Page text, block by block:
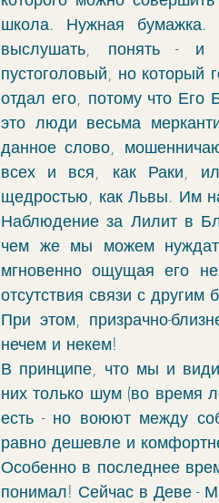
школа. Нужная
выслушать, понять - и
пустоголовый, но который
отдал его, потому что
это люди весьма
данное слово,
всех и вся, как Раки,
щедростью, как Львы. Им
Наблюдение за Лилит в
чем же мы можем
мгновенно ощущая его
отсутствия связи с другим
При этом, призрачно-
нечем и некем!
В принципе, что мы и
них только шум (во время
есть - но воюют между
равно дешевле и
Особенно в последнее
понимал! Сейчас в Деве -